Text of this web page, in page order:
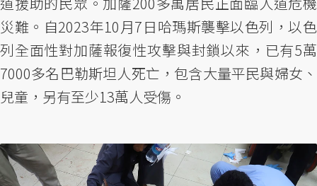
災難。自2023年10月7日哈瑪斯襲擊以色列，以色
列全面性對加薩報復性攻擊與封鎖以來，已有5萬
7000多名巴勒斯坦人死亡，包含大量平民與婦女、
兒童，另有至少13萬人受傷。